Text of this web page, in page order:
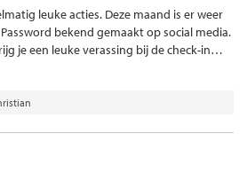
leuke acties. Deze maand is er weer
bekend gemaakt op social media.
je een leuke verassing bij de check-in…